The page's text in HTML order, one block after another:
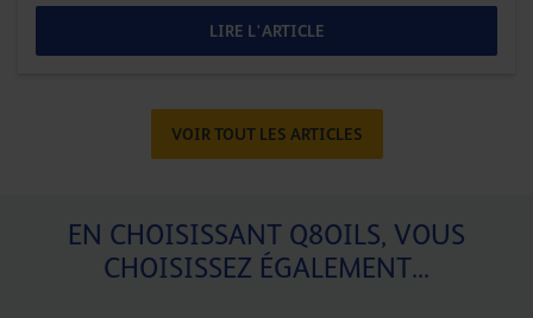
LIRE L'ARTICLE
VOIR TOUT LES ARTICLES
EN CHOISISSANT Q8OILS, VOUS
CHOISISSEZ ÉGALEMENT...